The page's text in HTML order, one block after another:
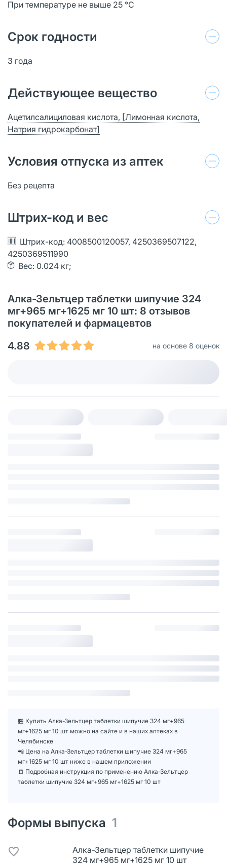
При температуре не выше 25 °C
Срок годности
3 года
Действующее вещество
Ацетилсалициловая кислота, [Лимонная кислота,
Натрия гидрокарбонат]
Условия отпуска из аптек
Без рецепта
Штрих-код и вес
Штрих-код: 4008500120057, 4250369507122,
4250369511990
Вес: 0.024 кг;
Алка-Зельтцер таблетки шипучие 324
мг+965 мг+1625 мг 10 шт: 8 отзывов
покупателей и фармацевтов
4.88
на основе 8 оценок
🏪 Купить Алка-Зельтцер таблетки шипучие 324 мг+965
мг+1625 мг 10 шт можно на сайте и в наших аптеках в
Челябинске
📲 Цена на Алка-Зельтцер таблетки шипучие 324 мг+965
мг+1625 мг 10 шт ниже в нашем приложении
📒 Подробная инструкция по применению Алка-Зельтцер
таблетки шипучие 324 мг+965 мг+1625 мг 10 шт
Формы выпуска 1
Алка-Зельтцер таблетки шипучие
324 мг+965 мг+1625 мг 10 шт